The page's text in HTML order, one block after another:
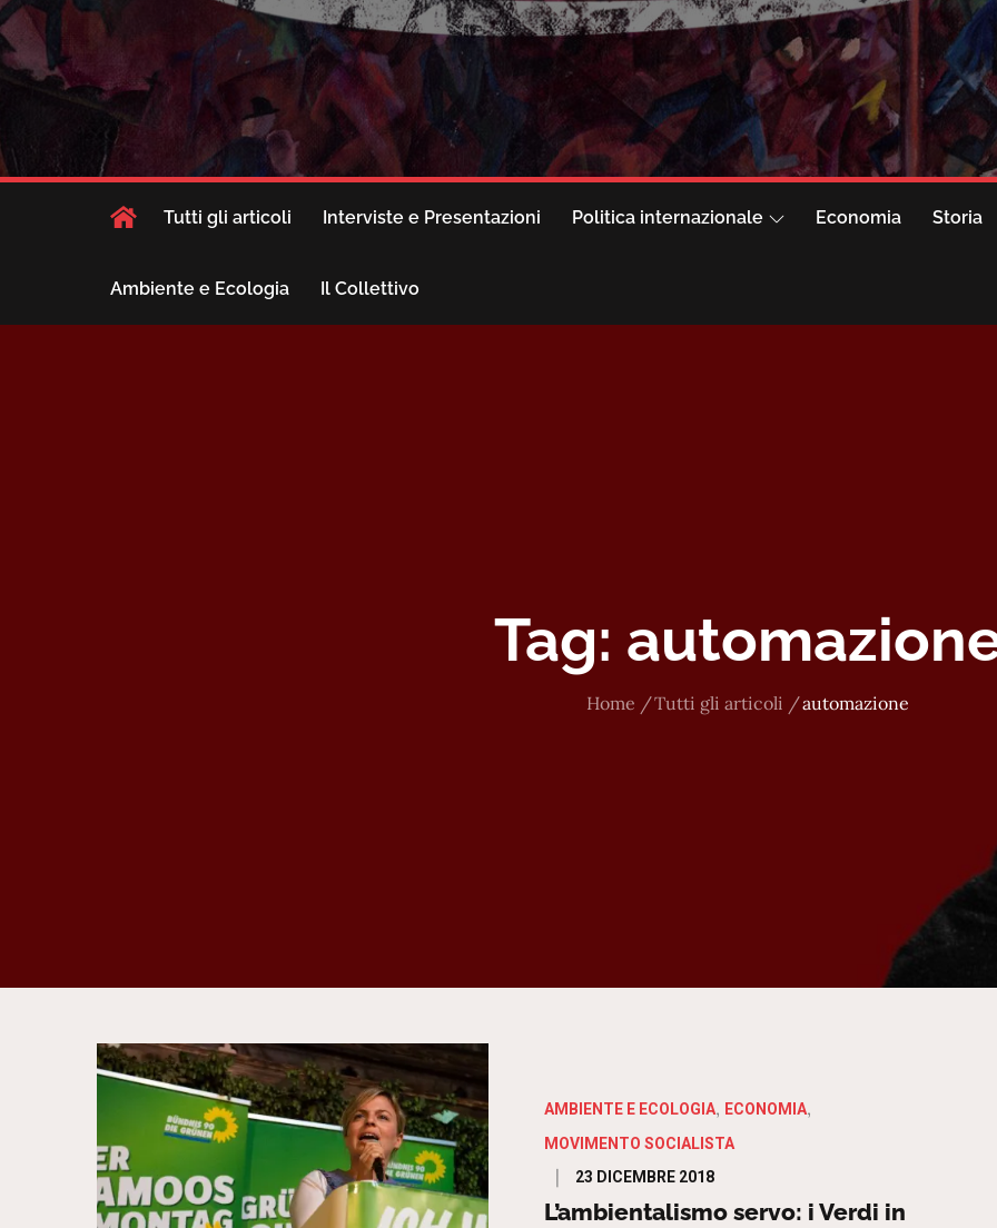
Tutti gli articoli Interviste e Presentazioni Politica internazionale Economia Storia
Ambiente e Ecologia Il Collettivo
Tag:
Home Tutti gli articoli automazione
AMBIENTE E ECOLOGIA
ECONOMIA
MOVIMENTO SOCIALISTA
Posted
on
23 DICEMBRE 2018
L’ambientalismo servo: i Verdi in